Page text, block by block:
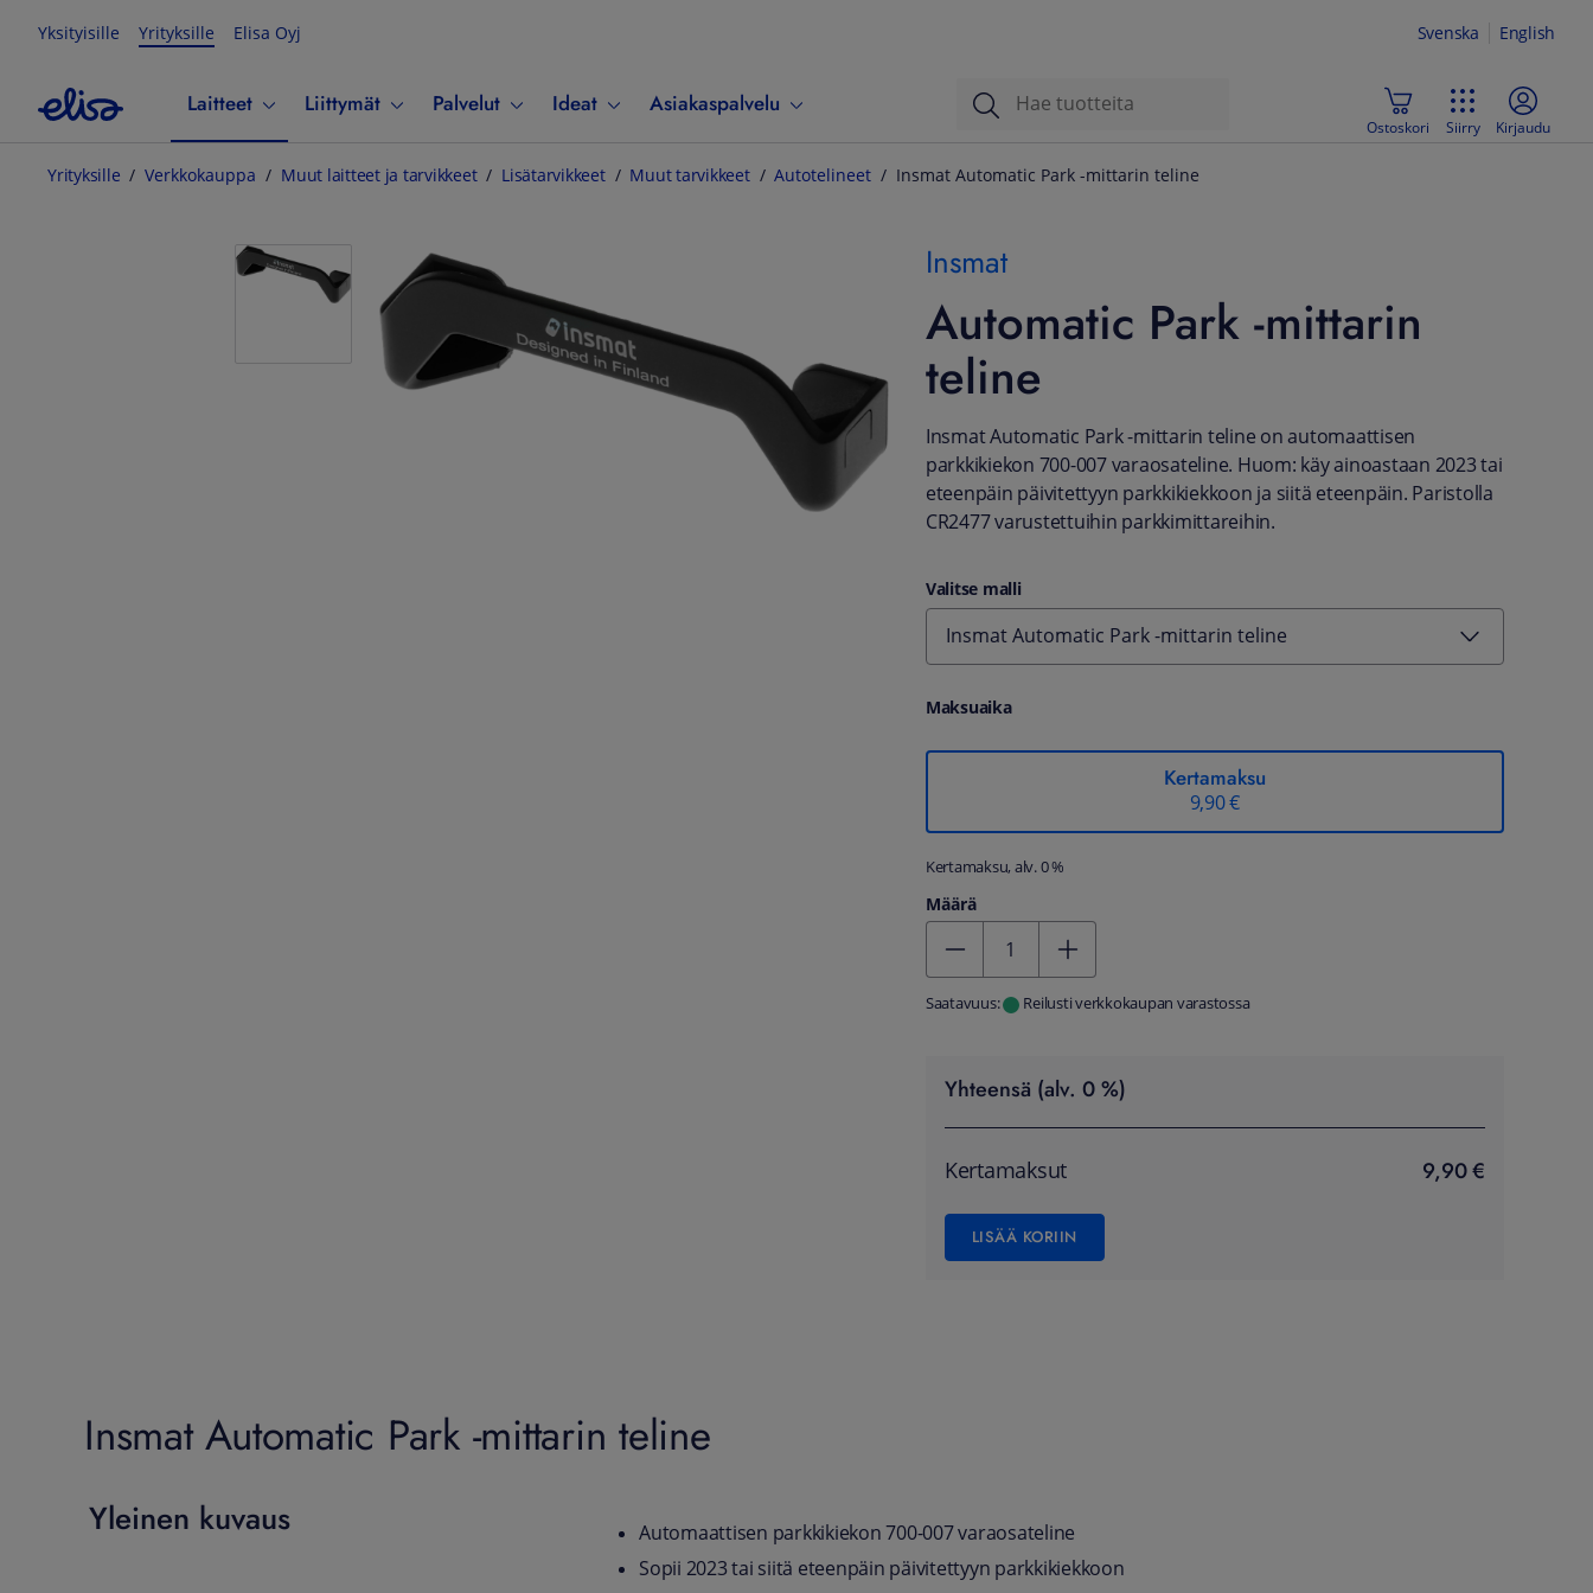
Yksityisille Yrityksille Elisa Oyj Svenska English
Laitteet Liittymät Palvelut Ideat Asiakaspalvelu
Ostoskori Siirry Kirjaudu
Yrityksille Verkkokauppa Muut laitteet ja tarvikkeet Lisätarvikkeet Muut tarvikkeet Autotelineet Insmat Automatic Park -mittarin teline
Insmat
Automatic Park -mittarin
teline
Insmat Automatic Park -mittarin teline on automaattisen
parkkikiekon 700-007 varaosateline. Huom: käy ainoastaan 2023 tai
eteenpäin päivitettyyn parkkikiekkoon ja siitä eteenpäin. Paristolla
CR2477 varustettuihin parkkimittareihin.
Valitse malli
Insmat Automatic Park -mittarin teline
Maksuaika
Kertamaksu
9,90 €
Kertamaksu, alv. 0 %
Määrä
Saatavuus: Reilusti verkkokaupan varastossa
Yhteensä (alv. 0 %)
Kertamaksut 9,90 €
LISÄÄ KORIIN
Insmat Automatic Park -mittarin teline
Yleinen kuvaus
Automaattisen parkkikiekon 700-007 varaosateline
Sopii 2023 tai siitä eteenpäin päivitettyyn parkkikiekkoon